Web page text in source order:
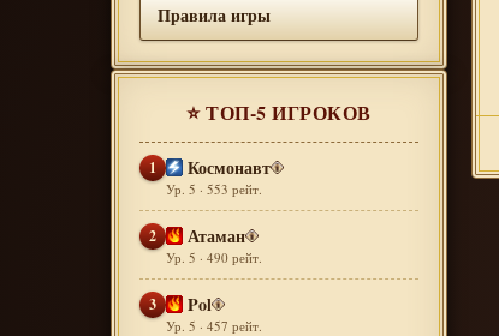
Правила игры
⭐ ТОП-5 ИГРОКОВ
1 Космонавт
Ур. 5 · 553 рейт.
2 Атаман
Ур. 5 · 490 рейт.
3 Pol
Ур. 5 · 457 рейт.